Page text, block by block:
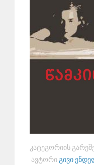
ᲙᲐᲢᲔᲒᲝᲠᲘᲘᲡ
ᲐᲕᲢᲝᲠᲘᲒᲘᲕᲘ